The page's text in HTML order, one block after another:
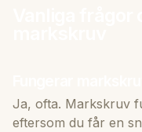
Ja, ofta. Markskruv
eftersom du får en